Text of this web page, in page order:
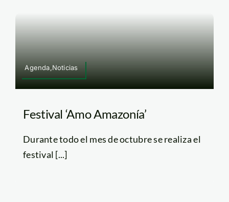
Agenda,Noticias
Festival ‘Amo Amazonía’
Durante todo el mes de octubre se realiza el
festival [...]